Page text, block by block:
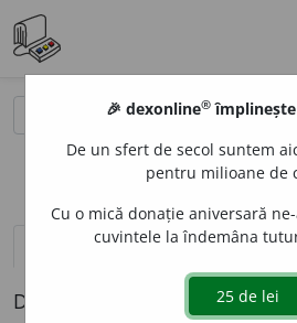
definiții (1) pronunțievolume_up (50)
Definiția cu ID-ul 182261:
🎉 dexonline® împlinește
De un sfert de secol suntem
pentru milioane de
Cu o mică donație aniversară
cuvintele la îndemâna